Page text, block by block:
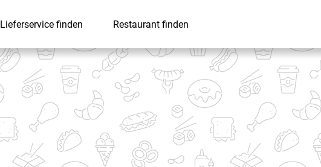
Lieferservice finden Restaurant finden